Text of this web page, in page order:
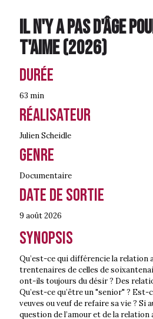
Il n'y a pas d'âge
t'aime(2026)
Durée
63 min
Réalisateur
Julien Scheidle
Genre
Documentaire
Date de sortie
9 août2026
Synopsis
Qu’est-ce qui différencie la relation
trentenaires de celles de
ont-ils toujours du désir ? Des
Qu’est-ce qu’être un "senior" ? Est-
veuves ou veuf de refaire sa vie ? Si
question de l’amour et de la relation